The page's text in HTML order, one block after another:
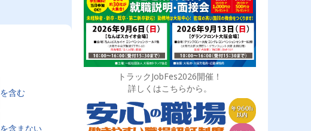
を含む
を含まない
トラックJobFes2026開催！
詳しくはこちらから。